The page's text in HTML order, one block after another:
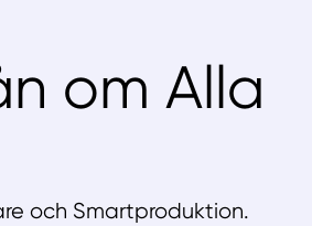
om Alla
och Smartproduktion.